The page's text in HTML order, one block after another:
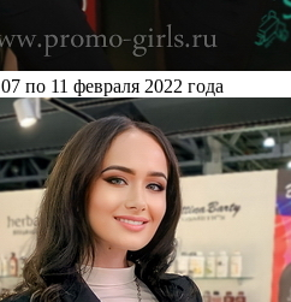
07 по 11 февраля 2022 года